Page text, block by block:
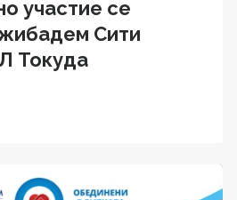
участие се
Сити
Токуда